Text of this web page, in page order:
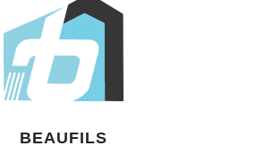
BEAUFILS